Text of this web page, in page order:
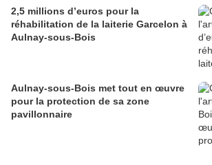
2,5 millions d’euros pour la
réhabilitation de la laiterie Garcelon à
Aulnay-sous-Bois
Aulnay-sous-Bois met tout en œuvre
pour la protection de sa zone
pavillonnaire